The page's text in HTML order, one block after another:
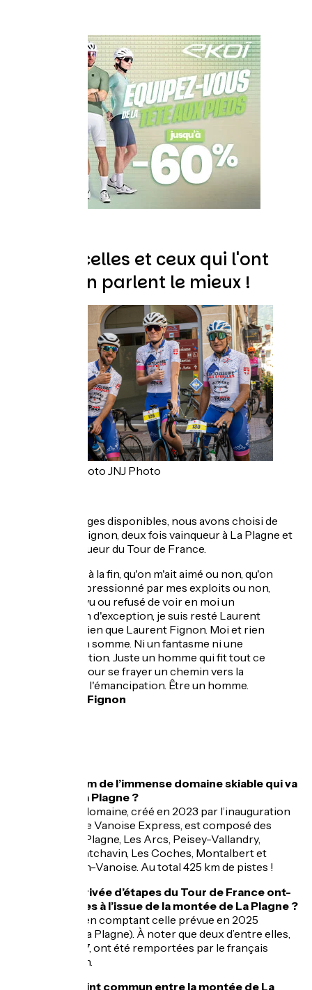
Ce sont celles et ceux qui l'ont
fait qui en parlent le mieux !
Crédit photo JNJ Photo
Sans témoignages disponibles, nous avons choisi de
citer Laurent Fignon, deux fois vainqueur à La Plagne et
deux fois vainqueur du Tour de France.
Du début à la fin, qu'on m'ait aimé ou non, qu'on
ait été impressionné par mes exploits ou non,
qu'on ait vu ou refusé de voir en moi un
champion d'exception, je suis resté Laurent
Fignon. Rien que Laurent Fignon. Moi et rien
d'autre en somme. Ni un fantasme ni une
transposition. Juste un homme qui fit tout ce
qu'il put pour se frayer un chemin vers la
dignité et l'émancipation. Être un homme.
Laurent Fignon
Quel est le nom de l’immense domaine skiable qui va
des Alpes à La Plagne ?
Paradiski ! Ce domaine, créé en 2023 par l’inauguration
du téléphérique Vanoise Express, est composé des
stations de La Plagne, Les Arcs, Peisey-Vallandry,
Villaroger, Montchavin, Les Coches, Montalbert et
Champagny-en-Vanoise. Au total 425 km de pistes !
Combien d’arrivée d’étapes du Tour de France ont-
elles été jugées à l’issue de la montée de La Plagne ?
Cinq arrivées, en comptant celle prévue en 2025
(Albertville – La Plagne). À noter que deux d’entre elles,
en 1984 et 1987, ont été remportées par le français
Laurent Fignon.
Quel est le point commun entre la montée de La